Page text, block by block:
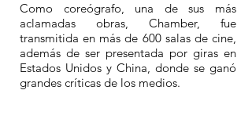
Como coreógrafo, una de sus más
aclamadas obras, Chamber, fue
transmitida en más de 600 salas de cine,
además de ser presentada por giras en
Estados Unidos y China, donde se ganó
grandes críticas de los medios.